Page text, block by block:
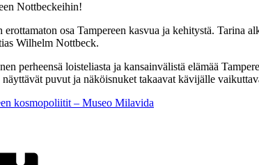
Nottbeckeihin!
osa Tampereen kasvua ja kehitystä. Tarina
Wilhelm Nottbeck.
perheensä loisteliasta ja kansainvälistä elämää
näyttävät puvut ja näköisnuket takaavat kävijälle
kosmopoliitit – Museo Milavida